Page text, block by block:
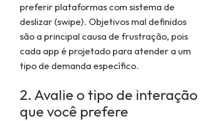
preferir plataformas com sistema de
deslizar (swipe). Objetivos mal definidos
são a principal causa de frustração, pois
cada app é projetado para atender a um
tipo de demanda específico.
2. Avalie o tipo de interação
que você prefere